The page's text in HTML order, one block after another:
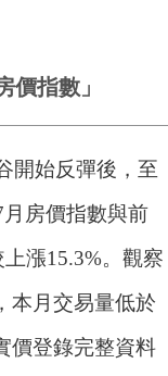
指數」
開始反彈後，至
房價指數與前
漲15.3%。觀察
本月交易量低於
價登錄完整資料